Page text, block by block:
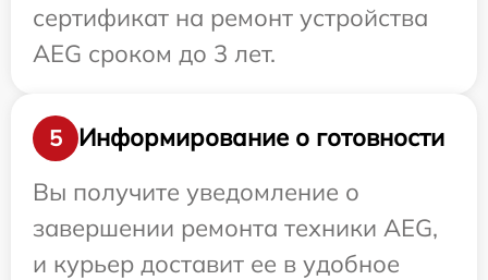
сертификат на ремонт устройства
AEG сроком до 3 лет.
5
Информирование о готовности
Вы получите уведомление о
завершении ремонта техники AEG,
и курьер доставит ее в удобное